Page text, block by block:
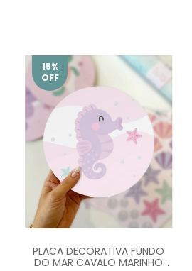
15%
OFF
PLACA DECORATIVA FUNDO
DO MAR CAVALO MARINHO